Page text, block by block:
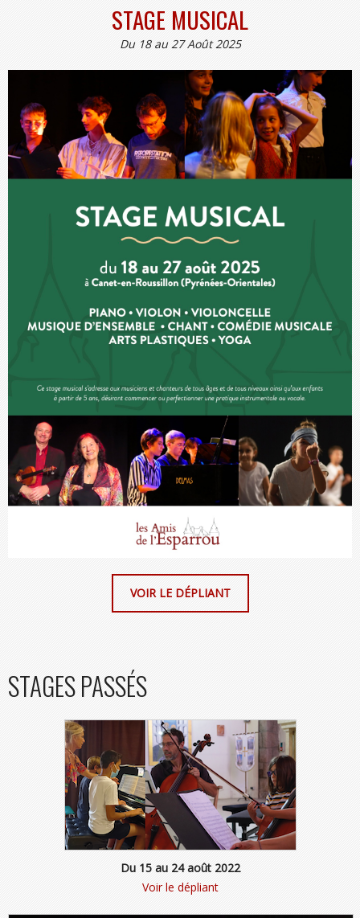
STAGE MUSICAL
Du 18 au 27 Août 2025
VOIR LE DÉPLIANT
STAGES PASSÉS
Du 15 au 24 août 2022
Voir le dépliant